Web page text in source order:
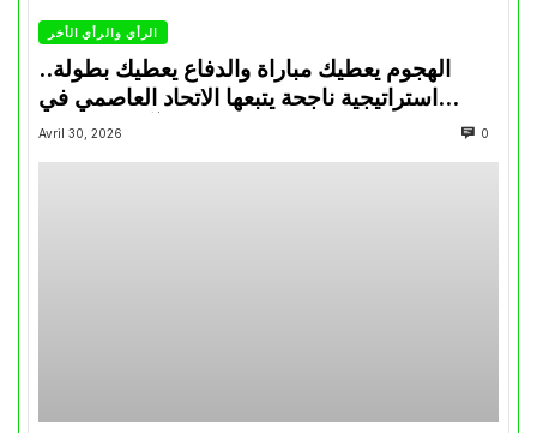
الرأي والرأي الأخر
الهجوم يعطيك مباراة والدفاع يعطيك بطولة..
استراتيجية ناجحة يتبعها الاتحاد العاصمي في
تتويجاته آخر السنوات
Avril 30, 2026 0